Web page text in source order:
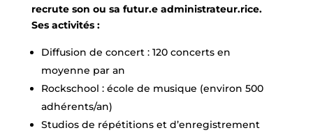
recrute son ou sa futur.e administrateur.rice.
Ses activités :
Diffusion de concert : 120 concerts en
moyenne par an
Rockschool : école de musique (environ 500
adhérents/an)
Studios de répétitions et d’enregistrement